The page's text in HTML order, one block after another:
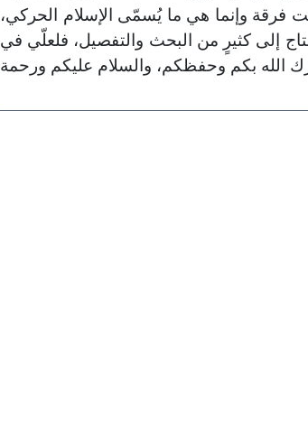
فرقة وإنما هي ما يُسمّى الإسلام الحركي،
إلى كثيرٍ من البحث والتفصيل، فلعلّي في
الله بكم وحفظكم، والسلام عليكم ورحمة